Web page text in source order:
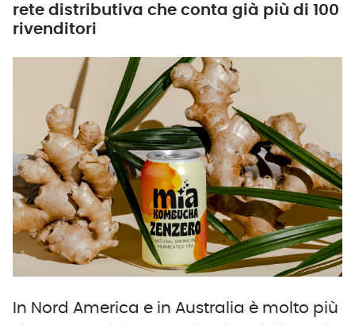
rete distributiva che conta già più di 100
rivenditori
In Nord America e in Australia è molto più